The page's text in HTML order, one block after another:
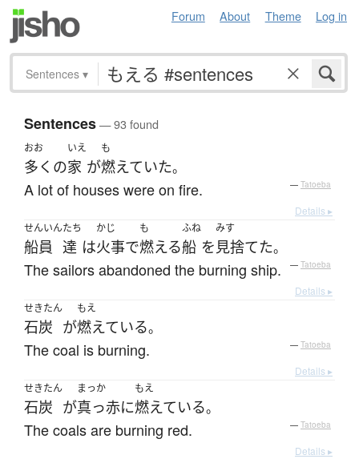
Forum About Theme Log in
Sentences ▾
Sentences— 93 found
おお
多く の
いえ
家 が
も
燃えていた。
A lot of houses were on fire. — Tatoeba
Details ▸
せんいん
船員
たち
達 は
かじ
火事で
も
燃える
ふね
船 を
みす
見捨てた。
The sailors abandoned the burning ship. — Tatoeba
Details ▸
せきたん
石炭 が
もえ
燃えている。
The coal is burning. — Tatoeba
Details ▸
せきたん
石炭 が
まっか
真っ赤に
もえ
燃えている。
The coals are burning red. — Tatoeba
Details ▸